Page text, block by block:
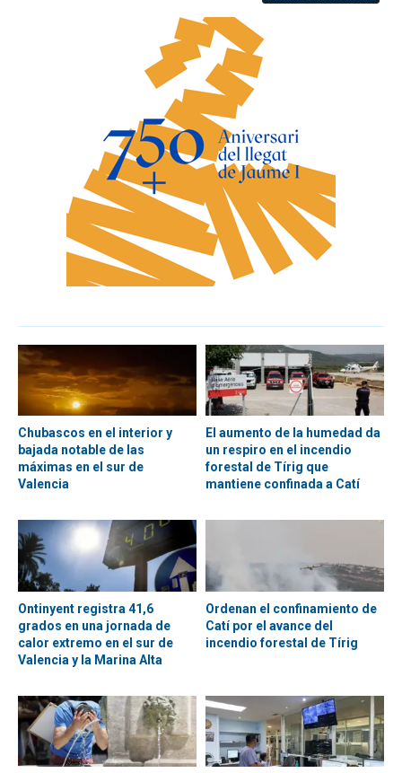
Chubascos en el interior y
bajada notable de las
máximas en el sur de
Valencia
El aumento de la humedad da
un respiro en el incendio
forestal de Tírig que
mantiene confinada a Catí
Ontinyent registra 41,6
grados en una jornada de
calor extremo en el sur de
Valencia y la Marina Alta
Ordenan el confinamiento de
Catí por el avance del
incendio forestal de Tírig